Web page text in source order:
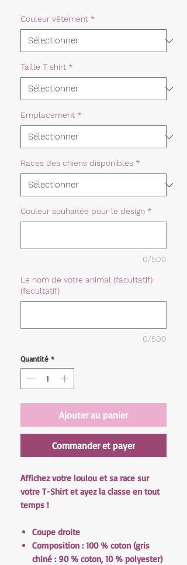
Couleur vêtement *
Taille T shirt *
Emplacement *
Races des chiens disponibles *
Couleur souhaitée pour le design *
0/500
Le nom de votre animal (facultatif)
(facultatif)
0/500
Quantité *
Ajouter au panier
Commander et payer
Affichez votre loulou et sa race sur
votre T-Shirt et ayez la classe en tout
temps !
Coupe droite
Composition : 100 % coton (gris
chiné : 90 % coton, 10 % polyester)